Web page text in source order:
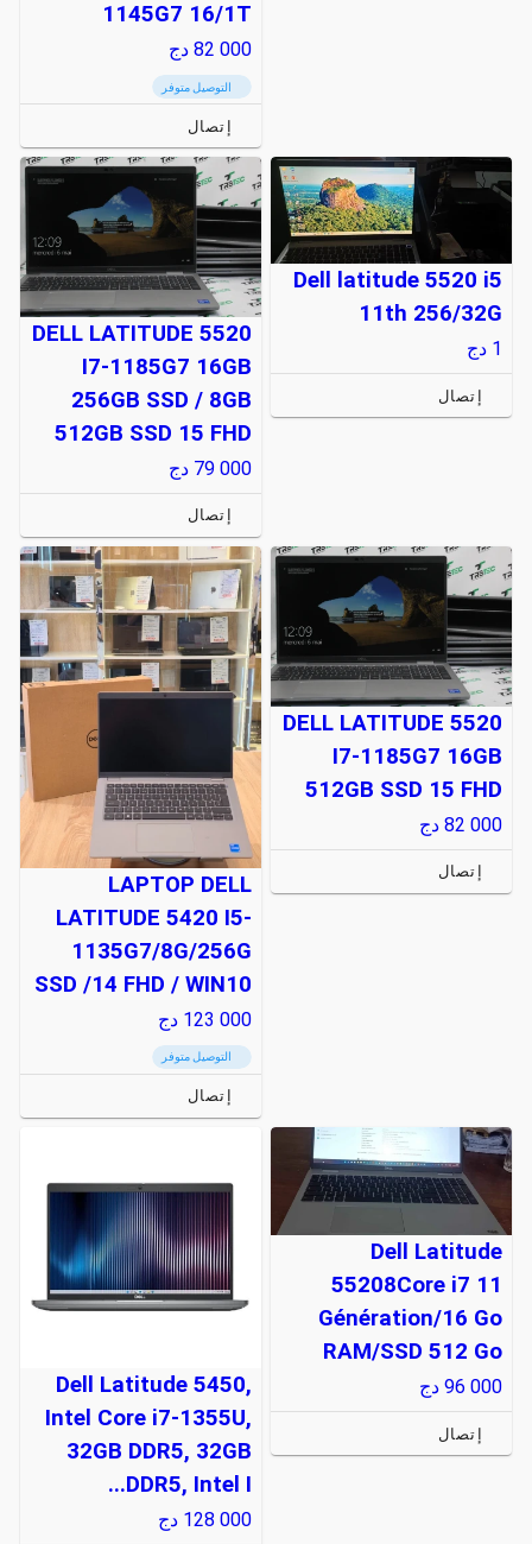
1145G7 16/1T
82 000 دج
التوصيل متوفر
إتصال
Dell latitude 5520 i5
11th 256/32G
1 دج
إتصال
DELL LATITUDE 5520
I7-1185G7 16GB
256GB SSD / 8GB
512GB SSD 15 FHD
79 000 دج
إتصال
DELL LATITUDE 5520
I7-1185G7 16GB
512GB SSD 15 FHD
82 000 دج
إتصال
LAPTOP DELL
LATITUDE 5420 I5-
1135G7/8G/256G
SSD /14 FHD / WIN10
123 000 دج
التوصيل متوفر
إتصال
Dell Latitude
55208Core i7 11
Génération/16 Go
RAM/SSD 512 Go
96 000 دج
إتصال
Dell Latitude 5450,
Intel Core i7-1355U,
32GB DDR5, 32GB
DDR5, Intel I...
128 000 دج